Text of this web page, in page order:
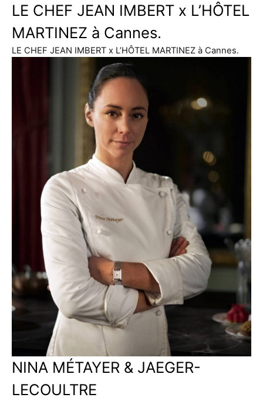
LE CHEF JEAN IMBERT x L’HÔTEL
MARTINEZ à Cannes.
LE CHEF JEAN IMBERT x L’HÔTEL MARTINEZ à Cannes.
NINA MÉTAYER & JAEGER-
LECOULTRE